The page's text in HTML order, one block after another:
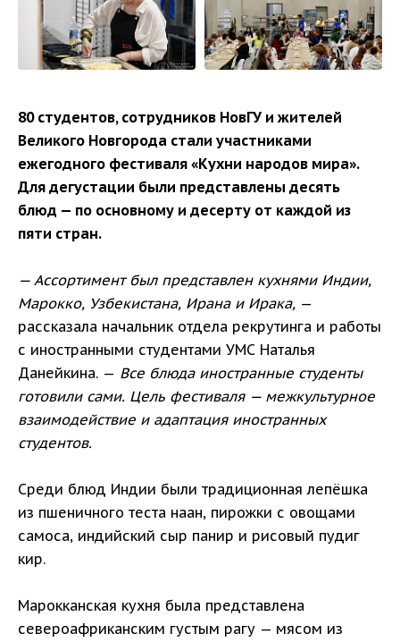
80 студентов, сотрудников НовГУ и жителей
Великого Новгорода стали участниками
ежегодного фестиваля «Кухни народов мира».
Для дегустации были представлены десять
блюд — по основному и десерту от каждой из
пяти стран.
— Ассортимент был представлен кухнями Индии,
Марокко, Узбекистана, Ирана и Ирака, —
рассказала начальник отдела рекрутинга и работы
с иностранными студентами УМС Наталья
Данейкина. — Все блюда иностранные студенты
готовили сами. Цель фестиваля — межкультурное
взаимодействие и адаптация иностранных
студентов.
Среди блюд Индии были традиционная лепёшка
из пшеничного теста наан, пирожки с овощами
самоса, индийский сыр панир и рисовый пудиг
кир.
Марокканская кухня была представлена
североафриканским густым рагу — мясом из